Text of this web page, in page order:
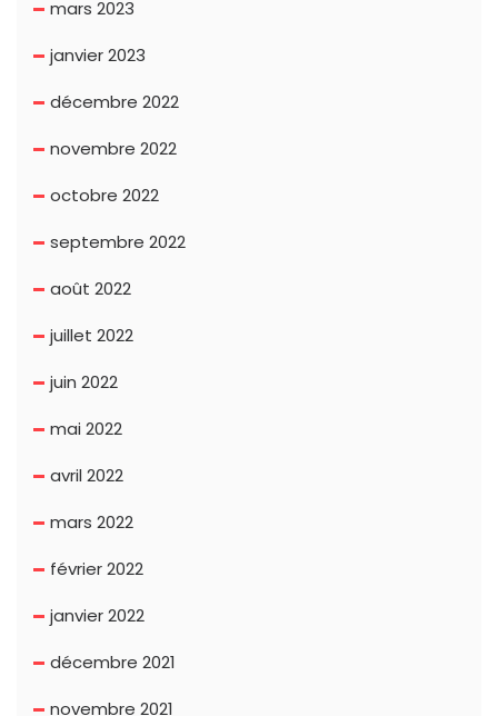
mars 2023
janvier 2023
décembre 2022
novembre 2022
octobre 2022
septembre 2022
août 2022
juillet 2022
juin 2022
mai 2022
avril 2022
mars 2022
février 2022
janvier 2022
décembre 2021
novembre 2021